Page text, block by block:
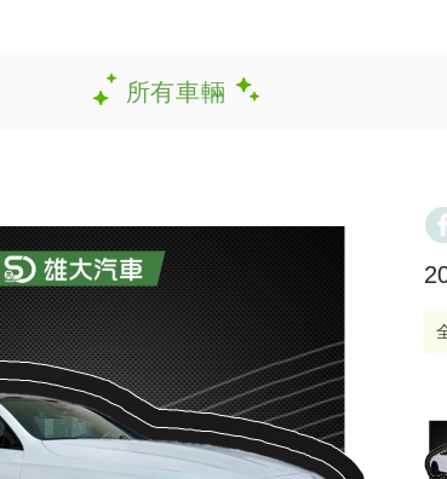
所有車輛